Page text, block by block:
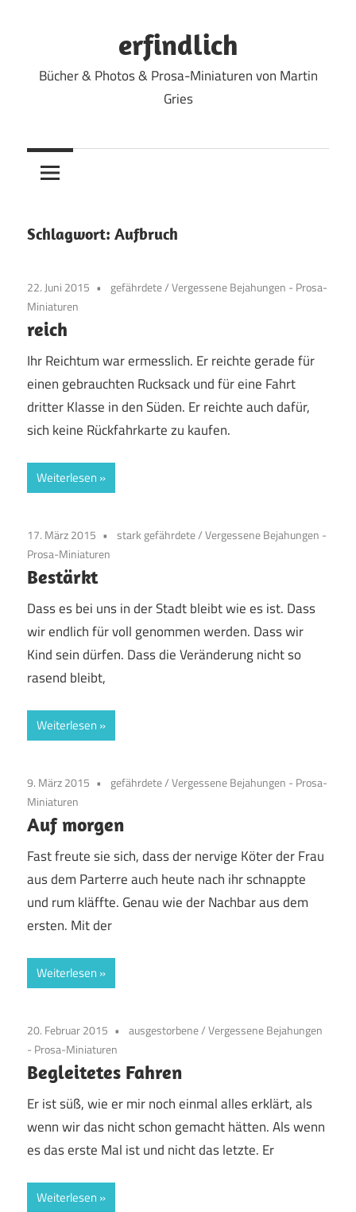
erfindlich
Bücher & Photos & Prosa-Miniaturen von Martin
Gries
Schlagwort: Aufbruch
22. Juni 2015 gefährdete/Vergessene Bejahungen - Prosa-
Miniaturen
reich
Ihr Reichtum war ermesslich. Er reichte gerade für
einen gebrauchten Rucksack und für eine Fahrt
dritter Klasse in den Süden. Er reichte auch dafür,
sich keine Rückfahrkarte zu kaufen.
Weiterlesen
17. März 2015 stark gefährdete/Vergessene Bejahungen -
Prosa-Miniaturen
Bestärkt
Dass es bei uns in der Stadt bleibt wie es ist. Dass
wir endlich für voll genommen werden. Dass wir
Kind sein dürfen. Dass die Veränderung nicht so
rasend bleibt,
Weiterlesen
9. März 2015 gefährdete/Vergessene Bejahungen - Prosa-
Miniaturen
Auf morgen
Fast freute sie sich, dass der nervige Köter der Frau
aus dem Parterre auch heute nach ihr schnappte
und rum kläffte. Genau wie der Nachbar aus dem
ersten. Mit der
Weiterlesen
20. Februar 2015 ausgestorbene/Vergessene Bejahungen
- Prosa-Miniaturen
Begleitetes Fahren
Er ist süß, wie er mir noch einmal alles erklärt, als
wenn wir das nicht schon gemacht hätten. Als wenn
es das erste Mal ist und nicht das letzte. Er
Weiterlesen